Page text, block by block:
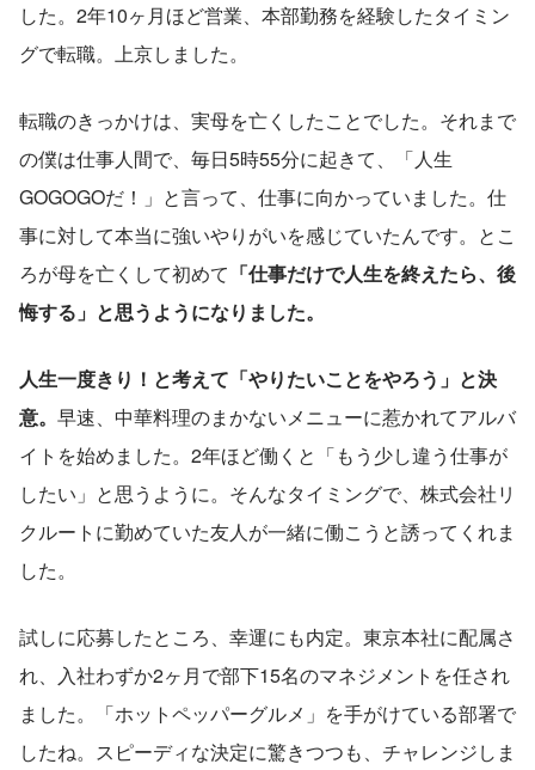
した。2年10ヶ月ほど営業、本部勤務を経験したタイミン
グで転職。上京しました。
転職のきっかけは、実母を亡くしたことでした。それまで
の僕は仕事人間で、毎日5時55分に起きて、「人生
GOGOGOだ！」と言って、仕事に向かっていました。仕
事に対して本当に強いやりがいを感じていたんです。とこ
ろが母を亡くして初めて 「仕事だけで人生を終えたら、後
悔する」と思うようになりました。
人生一度きり！と考えて「やりたいことをやろう」と決
意。 早速、中華料理のまかないメニューに惹かれてアルバ
イトを始めました。2年ほど働くと「もう少し違う仕事が
したい」と思うように。そんなタイミングで、株式会社リ
クルートに勤めていた友人が一緒に働こうと誘ってくれま
した。
試しに応募したところ、幸運にも内定。東京本社に配属さ
れ、入社わずか2ヶ月で部下15名のマネジメントを任され
ました。「ホットペッパーグルメ」を手がけている部署で
したね。スピーディな決定に驚きつつも、チャレンジしま